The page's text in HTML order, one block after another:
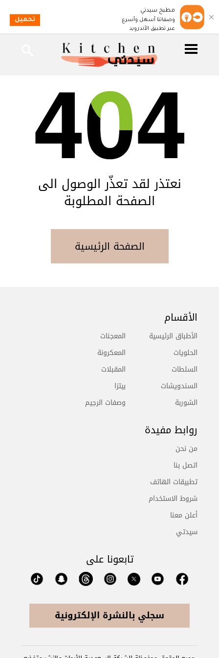
نعتذر لقد تعذّر الوصول الى
الصفحة المطلوبة
الصفحة الرئيسية
الأقسام
الأطباق الرئيسية
الحلويات
السلطات
السندويشات
الشوربة
المعجنات
المعكرونة
المقبلات
بيتزا
وصفات الرجيم
روابط مفيدة
من نحن
اتصل بنا
تطبيقات الهاتف
شروط الاستخدام
أعلن معنا
سيدتي
تابعونا على
سجلي بالنشرة الإلكترونية
مطبخ سيدتي
وصفاتنا أسهل وأسرع
عبر تطبيق الأندرويد
تحميل